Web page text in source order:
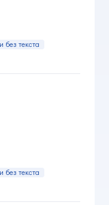
без текста
без текста